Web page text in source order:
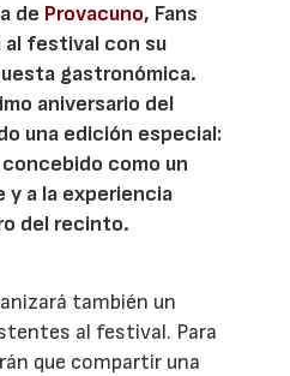
de Provacuno, Fans
al festival con su
gastronómica.
aniversario del
una edición especial:
como un
y a la experiencia
del recinto.
también un
al festival. Para
que compartir una